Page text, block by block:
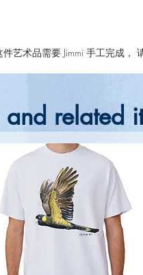
艺术品需要 Jimmi 手工完成，
related